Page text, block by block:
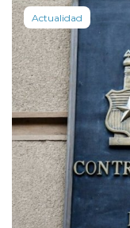
Actualidad